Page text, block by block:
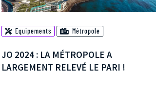
Equipements Métropole
JO 2024 : LA MÉTROPOLE A
LARGEMENT RELEVÉ LE PARI !